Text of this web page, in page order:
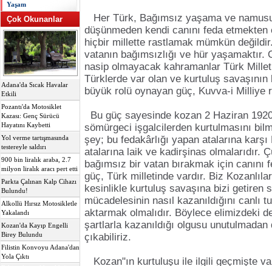
Yaşam
Çok Okunanlar
Adana'da Sıcak Havalar
Etkili
Pozantı'da Motosiklet
Kazası: Genç Sürücü
Hayatını Kaybetti
Yol verme tartışmasında
testereyle saldırı
900 bin liralık araba, 2.7
milyon liralık aracı pert etti
Parkta Çalınan Kalp Cihazı
Bulundu!
Alkollü Hırsız Motosikletle
Yakalandı
Kozan'da Kayıp Engelli
Birey Bulundu
Filistin Konvoyu Adana'dan
Yola Çıktı
Her Türk, Bağımsız yaşama ve
düşünmeden kendi canını feda
hiçbir millette rastlamak mümkün
vatanın bağımsızlığı ve hür
nasip olmayacak kahramanlar Türk
Türklerde var olan ve kurtuluş savaşının
büyük rolü oynayan güç, Kuvva-i Milliye
Bu güç sayesinde kozan 2 Haziran
sömürgeci işgalcilerden kurtulmasını
şey; bu fedakârlığı yapan atalarına
atalarına laik ve kadirşinas olmalarıdır.
bağımsız bir vatan bırakmak için
güç, Türk milletinde vardır. Biz
kesinlikle kurtuluş savaşına bizi getiren
mücadelesinin nasıl kazanıldığını canlı
aktarmak olmalıdır. Böylece elimizdeki
şartlarla kazanıldığı olgusu
çıkabiliriz.
Kozan"ın kurtuluşu ile ilgili geçmişte